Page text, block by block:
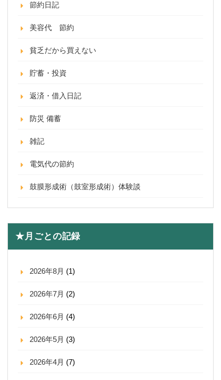
節約日記
美容代 節約
貧乏だから買えない
貯蓄・投資
返済・借入日記
防災 備蓄
雑記
電気代の節約
鼓膜形成術（鼓室形成術）体験談
★月ごとの記録
2026年8月 (1)
2026年7月 (2)
2026年6月 (4)
2026年5月 (3)
2026年4月 (7)